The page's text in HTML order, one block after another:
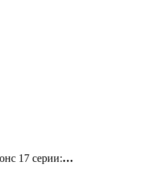
17 серии:…